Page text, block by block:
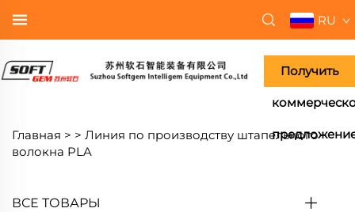
RU
Получить
Главная > > Линия по производству штапельного
волокна PLA
ВСЕ ТОВАРЫ